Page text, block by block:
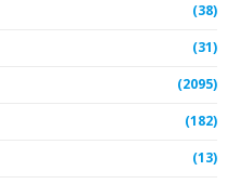
(38)
(31)
(2095)
(182)
(13)